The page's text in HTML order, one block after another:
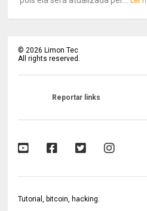
©2026 Limon Tec
All rights reserved.
Reportar links
Tutorial, bitcoin, hacking.